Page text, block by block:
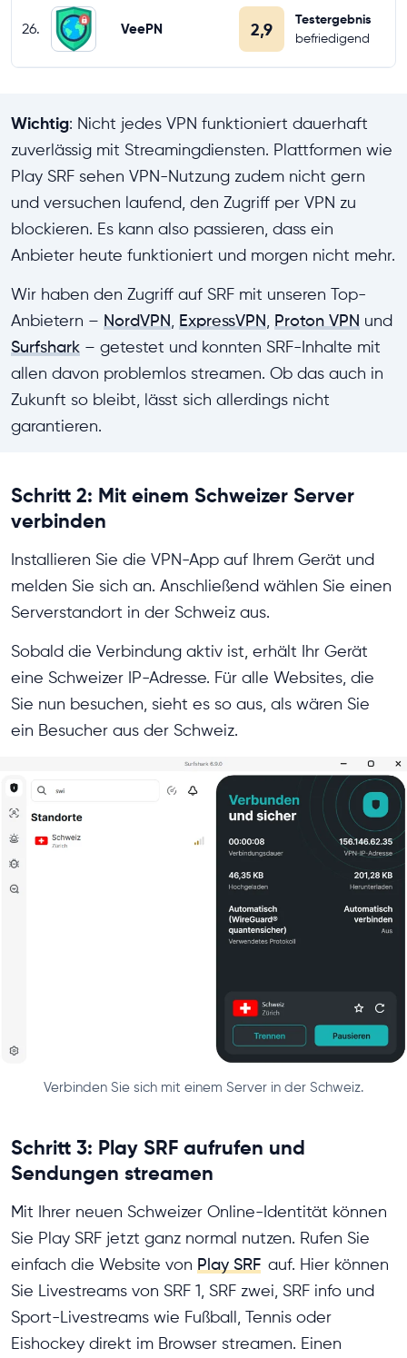
26. VeePN 2,9
Testergebnis
befriedigend
Wichtig: Nicht jedes VPN funktioniert dauerhaft
zuverlässig mit Streamingdiensten. Plattformen wie
Play SRF sehen VPN-Nutzung zudem nicht gern
und versuchen laufend, den Zugriff per VPN zu
blockieren. Es kann also passieren, dass ein
Anbieter heute funktioniert und morgen nicht mehr.
Wir haben den Zugriff auf SRF mit unseren Top-
Anbietern – NordVPN, ExpressVPN, Proton VPN und
Surfshark – getestet und konnten SRF-Inhalte mit
allen davon problemlos streamen. Ob das auch in
Zukunft so bleibt, lässt sich allerdings nicht
garantieren.
Schritt 2: Mit einem Schweizer Server
verbinden
Installieren Sie die VPN-App auf Ihrem Gerät und
melden Sie sich an. Anschließend wählen Sie einen
Serverstandort in der Schweiz aus.
Sobald die Verbindung aktiv ist, erhält Ihr Gerät
eine Schweizer IP-Adresse. Für alle Websites, die
Sie nun besuchen, sieht es so aus, als wären Sie
ein Besucher aus der Schweiz.
Verbinden Sie sich mit einem Server in der Schweiz.
Schritt 3: Play SRF aufrufen und
Sendungen streamen
Mit Ihrer neuen Schweizer Online-Identität können
Sie Play SRF jetzt ganz normal nutzen. Rufen Sie
einfach die Website von Play SRF auf. Hier können
Sie Livestreams von SRF 1, SRF zwei, SRF info und
Sport-Livestreams wie Fußball, Tennis oder
Eishockey direkt im Browser streamen. Einen